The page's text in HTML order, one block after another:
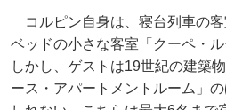
コルピン自身は、寝台列車の
ベッドの小さな客室「クーペ・
しかし、ゲストは19世紀の建築
ース・アパートメントルーム」